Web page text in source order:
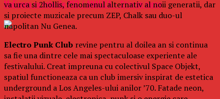
MoÈiunea cu voturile PSD / ANALIZÄ – Stiri pe surse
va urca si 2hollis, fenomenul alternativ al noii generatii, dar
si proiecte muzicale precum ZEP, Chalk sau duo-ul
napolitan Nu Genea.
Electro Punk Club revine pentru al doilea an si continua
sa fie una dintre cele mai spectaculoase experiente ale
festivalului. Creat impreuna cu colectivul Space Objekt,
spatiul functioneaza ca un club imersiv inspirat de estetica
underground a Los Angeles-ului anilor ’70. Fatade neon,